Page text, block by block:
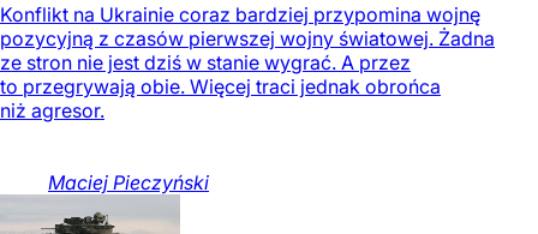
Konflikt na Ukrainie coraz bardziej przypomina wojnę
pozycyjną z czasów pierwszej wojny światowej. Żadna
ze stron nie jest dziś w stanie wygrać. A przez
to przegrywają obie. Więcej traci jednak obrońca
niż agresor.
Maciej Pieczyński